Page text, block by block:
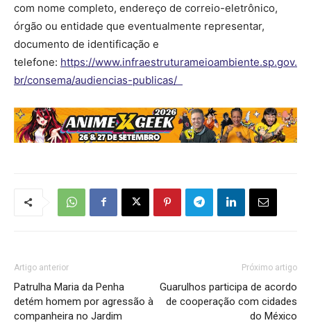
com nome completo, endereço de correio-eletrônico,
órgão ou entidade que eventualmente representar,
documento de identificação e
telefone: https://www.infraestruturameioambiente.sp.gov.
br/consema/audiencias-publicas/
Artigo anterior
Patrulha Maria da Penha
detém homem por agressão à
companheira no Jardim
Próximo artigo
Guarulhos participa de acordo
de cooperação com cidades
do México